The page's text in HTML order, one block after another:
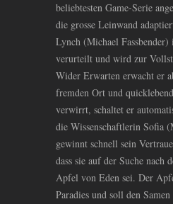
beliebtesten Game-Serie
die grosse Leinwand
Lynch (Michael Fassbender)
verurteilt und wird zur
Wider Erwarten erwacht er
fremden Ort und
verwirrt, schaltet er
die Wissenschaftlerin Sofia
gewinnt schnell sein
dass sie auf der Suche nach
Apfel von Eden sei. Der
Paradies und soll den Samen